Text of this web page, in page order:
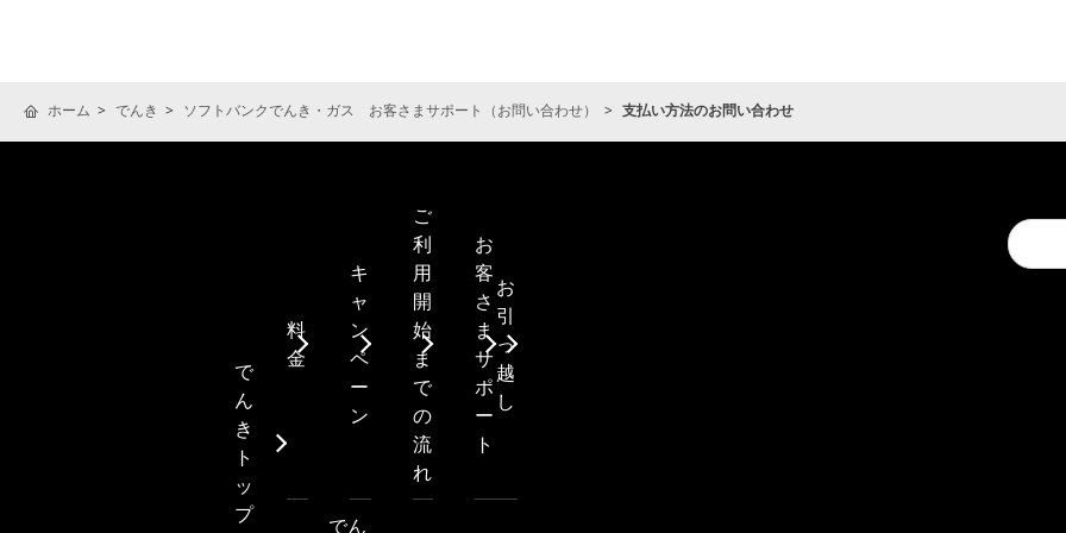
ホーム でんき ソフトバンクでんき・ガス お客さまサポート（お問い合わせ） 支払い方法のお問い合わせ
Conduct
a
search
で
ん
き
ト
ッ
プ
料
金
キ
ャ
ン
ペ
ー
ン
ご
利
用
開
始
ま
で
の
流
れ
お
客
さ
ま
サ
ポ
ー
ト
お
引
っ
越
し
でん